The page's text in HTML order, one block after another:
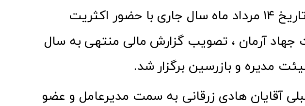
در تاریخ ۱۴ مرداد ماه سال جاری با حضور اکثریت
جهاد آرمان ، تصویب گزارش مالی منتهی به سال
آقایان هادی زرقانی به سمت مدیرعامل و عضو